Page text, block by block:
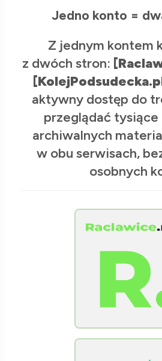
Jedno konto =
Z jednym kontem
z dwóch stron:
aktywny dostęp do
przeglądać tysiące
archiwalnych
w obu serwisach,
osobnych
[Raclawice.NET]